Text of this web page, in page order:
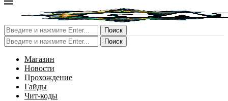
Поиск
Поиск
Магазин
Новости
Прохождение
Гайды
Чит-коды